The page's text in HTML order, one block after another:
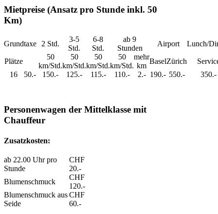
Mietpreise (Ansatz pro Stunde inkl. 50
Km)
Grundtaxe 2 Std.
3-5
Std.
6-8
Std.
ab 9
Stunden
Airport Lunch/
Plätze
50
km/Std.
50
km/Std.
50
km/Std.
50
km/Std.
mehr
km
BaselZürich
16
50.- 150.- 125.- 115.- 110.- 2.- 190.- 550.- 350.-
Personenwagen der Mittelklasse mit
Chauffeur
Zusatzkosten:
ab 22.00 Uhr pro
Stunde
CHF
20.-
Blumenschmuck
CHF
120.-
Blumenschmuck aus
Seide
CHF
60.-